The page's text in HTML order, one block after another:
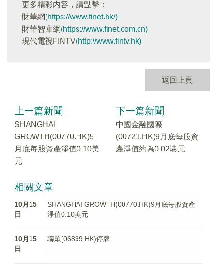
更多精彩内容，請點擊：
財華網(https://www.finet.hk/)
財華智庫網(https://www.finet.com.cn)
現代電視FINTV(http://www.fintv.hk)
返回上頁
上一篇新聞
SHANGHAI
GROWTH(00770.HK)9
月底每股資產淨值0.10美
元
下一篇新聞
中國金融國際
(00721.HK)9月底每股資
產淨值約為0.02港元
相關文章
10月15
日
SHANGHAI GROWTH(00770.HK)9月底每股資產
淨值0.10美元
10月15
日
聯眾(06899.HK)停牌